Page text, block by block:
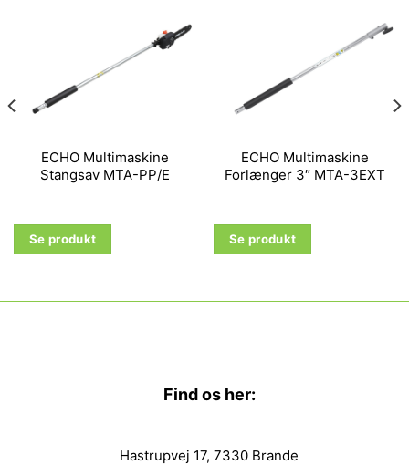
ECHO Multimaskine
Stangsav MTA-PP/E
Se produkt
ECHO Multimaskine
Forlænger 3″ MTA-3EXT
Se produkt
Find os her:
Hastrupvej 17, 7330 Brande